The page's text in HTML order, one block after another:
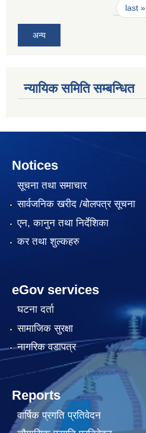
last »
अन्य
न्यायिक समिति सम्बन्धित
Notices
सूचना तथा समाचार
सार्वजनिक खरीद /बोलपत्र सूचना
एन, कानुन तथा निर्देशिका
कर तथा शुल्कहरु
eGov services
घटना दर्ता
सामाजिक सुरक्षा
नागरिक वडापत्र
Reports
वार्षिक प्रगति प्रतिवेदन